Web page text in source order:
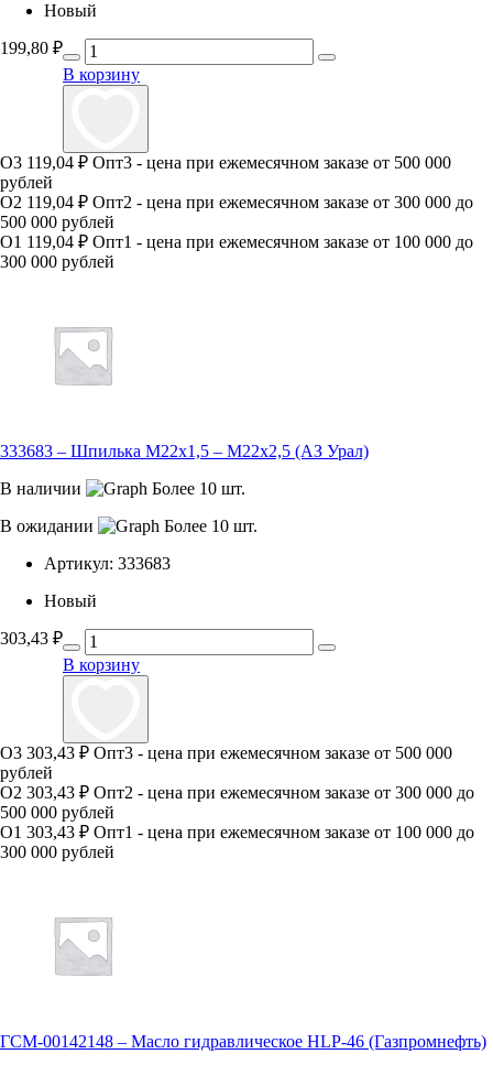
Новый
199,80 ₽
В корзину
О3 119,04 ₽ Опт3 - цена при ежемесячном заказе от 500 000
рублей
О2 119,04 ₽ Опт2 - цена при ежемесячном заказе от 300 000 до
500 000 рублей
О1 119,04 ₽ Опт1 - цена при ежемесячном заказе от 100 000 до
300 000 рублей
333683 – Шпилька М22х1,5 – М22х2,5 (АЗ Урал)
В наличии
Более 10 шт.
В ожидании
Более 10 шт.
Артикул: 333683
Новый
303,43 ₽
В корзину
О3 303,43 ₽ Опт3 - цена при ежемесячном заказе от 500 000
рублей
О2 303,43 ₽ Опт2 - цена при ежемесячном заказе от 300 000 до
500 000 рублей
О1 303,43 ₽ Опт1 - цена при ежемесячном заказе от 100 000 до
300 000 рублей
ГСМ-00142148 – Масло гидравлическое HLP-46 (Газпромнефть)